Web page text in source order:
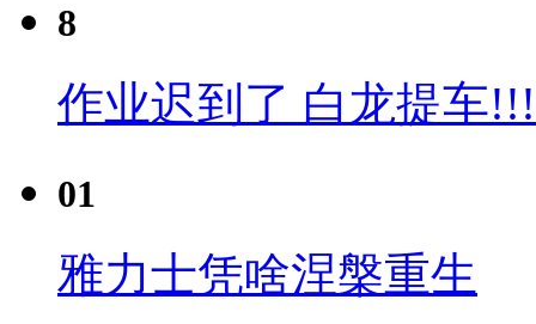
8
作业迟到了 白龙提车
01
雅力士凭啥涅槃重生